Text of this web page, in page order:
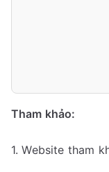
Tham khảo:
1. Website tham